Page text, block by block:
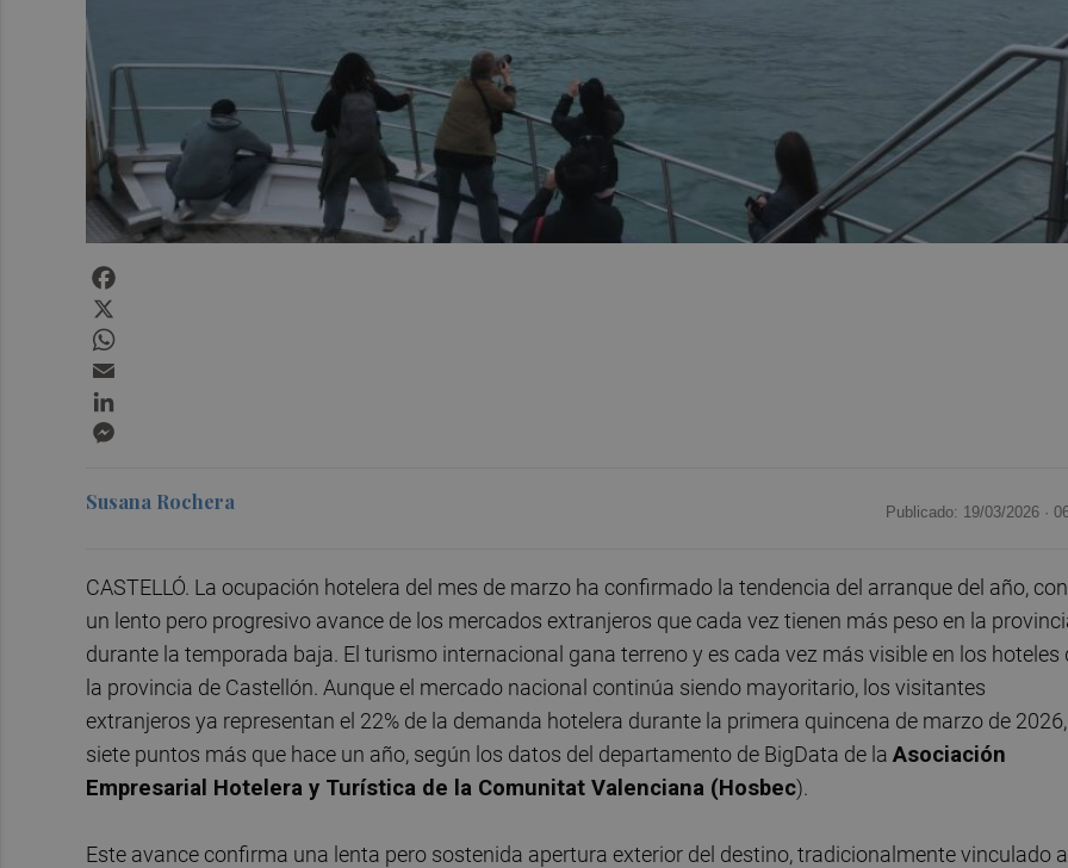
Susana Rochera Publicado: 19/03/2026 ·
CASTELLÓ. La ocupación hotelera del mes de marzo ha confirmado la tendencia del arranque del año, con
un lento pero progresivo avance de los mercados extranjeros que cada vez tienen más peso en la
durante la temporada baja. El turismo internacional gana terreno y es cada vez más visible en los hoteles
la provincia de Castellón. Aunque el mercado nacional continúa siendo mayoritario, los visitantes
extranjeros ya representan el 22% de la demanda hotelera durante la primera quincena de marzo de 2026,
siete puntos más que hace un año, según los datos del departamento de BigData de la Asociación
Empresarial Hotelera y Turística de la Comunitat Valenciana (Hosbec).
Este avance confirma una lenta pero sostenida apertura exterior del destino, tradicionalmente vinculado